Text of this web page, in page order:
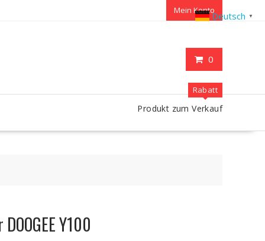
Mein Konto
0
Rabatt
Produkt zum Verkauf
Y100
Deutsch ▼